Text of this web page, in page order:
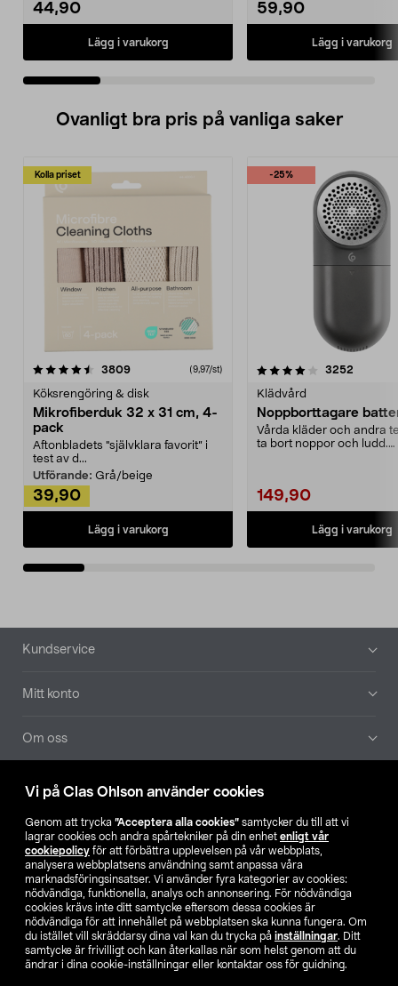
Vi på Clas Ohlson använder cookies
Genom att trycka ”Acceptera alla cookies” samtycker du till att vi
lagrar cookies och andra spårtekniker på din enhet enligt vår
cookiepolicy för att förbättra upplevelsen på vår webbplats,
analysera webbplatsens användning samt anpassa våra
marknadsföringsinsatser. Vi använder fyra kategorier av cookies:
nödvändiga, funktionella, analys och annonsering. För nödvändiga
cookies krävs inte ditt samtycke eftersom dessa cookies är
nödvändiga för att innehållet på webbplatsen ska kunna fungera. Om
du istället vill skräddarsy dina val kan du trycka på inställningar. Ditt
samtycke är frivilligt och kan återkallas när som helst genom att du
ändrar i dina cookie-inställningar eller kontaktar oss för guidning.
44,90
Lägg i varukorg
59,90
Lägg i varukorg
Ovanligt bra pris på vanliga saker
Kolla priset
3809recensioner (9,97/st)
Köksrengöring & disk
Mikrofiberduk 32 x 31 cm, 4-
pack
Aftonbladets "självklara favorit” i
test av d...
Utförande: Grå/beige
39,90
Lägg i varukorg
-25%
4.0av 5 stjärnor 3252
Klädvård
Noppborttagare
Vårda kläder och andra
ta bort noppor och ludd.
149,90
Lägg i varukorg
4.5av 5 stjärnor
Sidfot
Kundservice
Mitt konto
Om oss
Aktuellt
Våra bolag
Hitta butik
SE NO FI